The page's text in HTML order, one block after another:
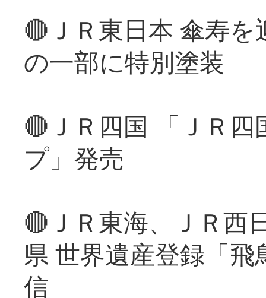
🔴ＪＲ東日本 傘寿
の一部に特別塗装
🔴ＪＲ四国 「ＪＲ
プ」発売
🔴ＪＲ東海、ＪＲ西
県 世界遺産登録「
信